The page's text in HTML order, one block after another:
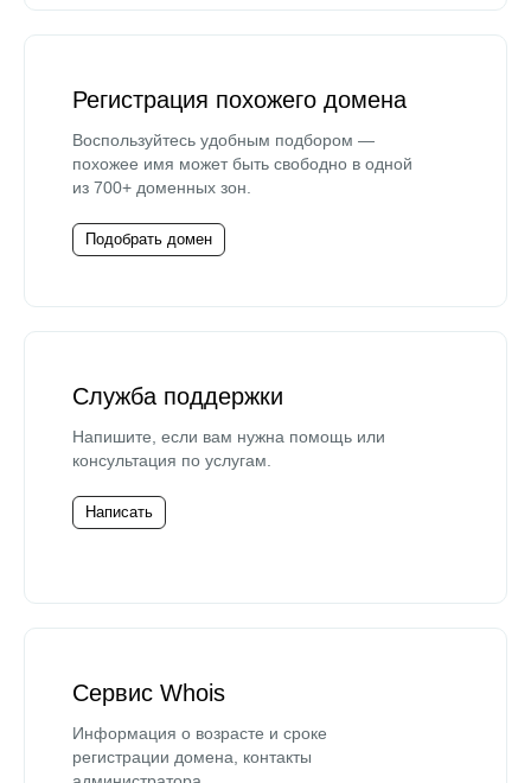
Регистрация похожего домена
Воспользуйтесь удобным подбором —
похожее имя может быть свободно в одной
из 700+ доменных зон.
Подобрать домен
Служба поддержки
Напишите, если вам нужна помощь или
консультация по услугам.
Написать
Сервис Whois
Информация о возрасте и сроке
регистрации домена, контакты